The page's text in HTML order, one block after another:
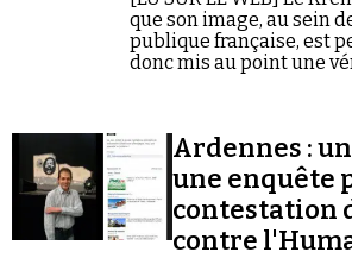
que son image, au sein
publique française, est
donc mis au point une
Ardennes :
une enquête
contestation
contre